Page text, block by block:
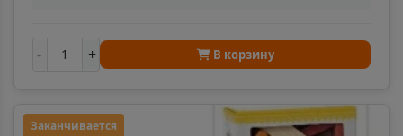
- + В корзину
Заканчивается